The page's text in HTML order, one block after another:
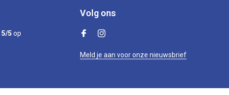
5/5 op
Volg ons
Meld je aan voor onze nieuwsbrief